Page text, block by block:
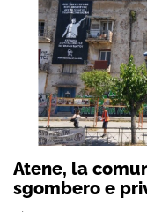
Atene, la
sgombero e